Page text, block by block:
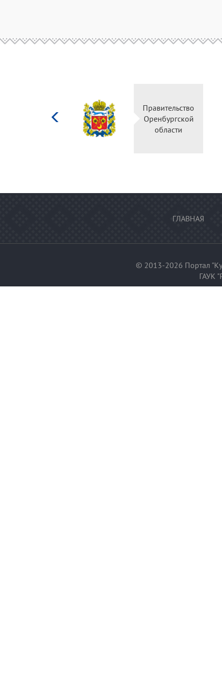
Правительство
Оренбургской
области
ГЛАВНАЯ
© 2013-2026 Портал
ГАУК